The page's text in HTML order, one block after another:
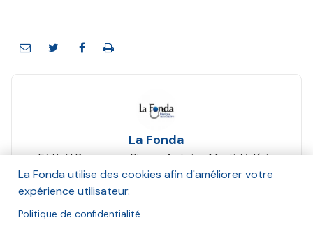
La Fonda
Et Yaël Benayoun, Pierre-Antoine Marti, Valérie
Comblez
Mars 2024
La Fonda utilise des cookies afin d'améliorer votre
expérience utilisateur.
Politique de confidentialité